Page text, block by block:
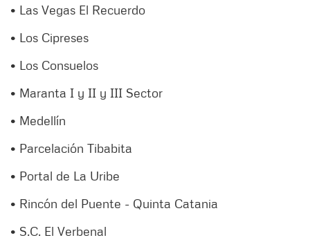
• Las Vegas El Recuerdo
• Los Cipreses
• Los Consuelos
• Maranta I y II y III Sector
• Medellín
• Parcelación Tibabita
• Portal de La Uribe
• Rincón del Puente - Quinta Catania
• S.C. El Verbenal